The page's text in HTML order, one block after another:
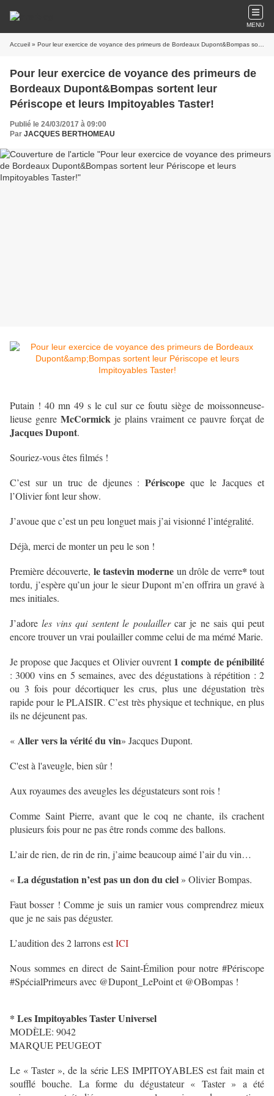
MENU
Accueil » Pour leur exercice de voyance des primeurs de Bordeaux Dupont&Bompas sortent leur Périscope et leurs Impitoyables Taster!
Pour leur exercice de voyance des primeurs de
Bordeaux Dupont&Bompas sortent leur
Périscope et leurs Impitoyables Taster!
Publié le 24/03/2017 à 09:00
Par JACQUES BERTHOMEAU
Putain ! 40 mn 49 s le cul sur ce foutu siège de moissonneuse-
lieuse genre McCormick je plains vraiment ce pauvre forçat de
Jacques Dupont.
Souriez-vous êtes filmés !
C’est sur un truc de djeunes :Périscopeque le Jacques et
l’Olivier font leur show.
J’avoue que c’est un peu longuet mais j’ai visionné l’intégralité.
Déjà, merci de monter un peu le son !
Première découverte, le tastevin moderne un drôle de verre* tout
tordu, j’espère qu’un jour le sieur Dupont m’en offrira un gravé à
mes initiales.
J’adoreles vins qui sentent le poulaillercar je ne sais qui peut
encore trouver un vrai poulailler comme celui de ma mémé Marie.
Je propose que Jacques et Olivier ouvrent1 compte de pénibilité
: 3000 vins en 5 semaines, avec des dégustations à répétition : 2
ou 3 fois pour décortiquer les crus, plus une dégustation très
rapide pour le PLAISIR. C’est très physique et technique, en plus
ils ne déjeunent pas.
« Aller vers la vérité du vin» Jacques Dupont.
C'est à l'aveugle, bien sûr !
Aux royaumes des aveugles les dégustateurs sont rois !
Comme Saint Pierre, avant que le coq ne chante, ils crachent
plusieurs fois pour ne pas être ronds comme des ballons.
L’air de rien, de rin de rin, j’aime beaucoup aimé l’air du vin…
«La dégustation n’est pas un don du ciel » Olivier Bompas.
Faut bosser ! Comme je suis un ramier vous comprendrez mieux
que je ne sais pas déguster.
L’audition des 2 larrons estICI
Nous sommes en direct de Saint-Émilion pour notre #Périscope
#SpécialPrimeurs avec @Dupont_LePoint et @OBompas !
* Les Impitoyables Taster Universel
MODÈLE: 9042
MARQUE PEUGEOT
Le « Taster », de la série LES IMPITOYABLES est fait main et
soufflé bouche. La forme du dégustateur « Taster » a été